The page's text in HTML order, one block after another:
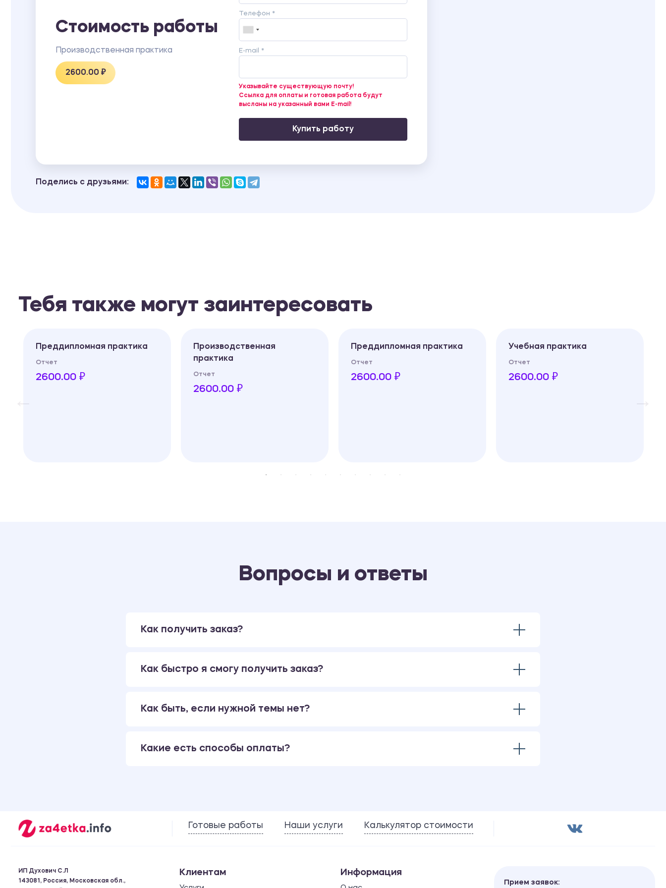
ПРИЛОЖЕНИЕ А Бухгалтерский баланс за 2017-2019гг.
ПРИЛОЖЕНИЕ Б отчет о прибылях и убытках за 2017-2019гг.
Стоимость работы
Производственная практика
2600.00 ₽
Телефон *
E-mail *
Указывайте существующую почту!
Ссылка для оплаты и готовая работа будут
высланы на указанный вами E-mail!
Купить работу
Поделись с друзьями:
Тебя также могут заинтересовать
Преддипломная практика
Отчет
2600.00 ₽
Производственная
практика
Отчет
2600.00 ₽
Преддипломная практика
Отчет
2600.00 ₽
Учебная практика
Отчет
2600.00 ₽
Вопросы и ответы
Как получить заказ?
Как быстро я смогу получить заказ?
Как быть, если нужной темы нет?
Какие есть способы оплаты?
Готовые работы Наши услуги Калькулятор стоимости
ИП Духович С.Л
143081, Россия, Московская обл.,
Клиентам Информация
Прием заявок: